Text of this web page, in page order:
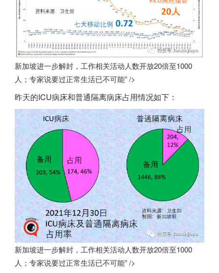
新加坡进一步解封，工作相关活动人数开放20倍至1000
人；专家说要过正常生活已不可能” />
昨天的ICU病床和普通隔离病床占用情况如下：
新加坡进一步解封，工作相关活动人数开放20倍至1000
人；专家说要过正常生活已不可能” />